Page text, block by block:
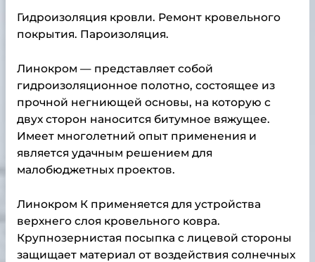
Гидроизоляция кровли. Ремонт кровельного
покрытия. Пароизоляция.
Линокром — представляет собой
гидроизоляционное полотно, состоящее из
прочной негниющей основы, на которую с
двух сторон наносится битумное вяжущее.
Имеет многолетний опыт применения и
является удачным решением для
малобюджетных проектов.
Линокром К применяется для устройства
верхнего слоя кровельного ковра.
Крупнозернистая посыпка с лицевой стороны
защищает материал от воздействия солнечных